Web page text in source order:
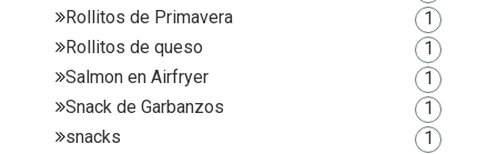
Rollitos de Primavera
1
Rollitos de queso
1
Salmon en Airfryer
1
Snack de Garbanzos
1
snacks
1